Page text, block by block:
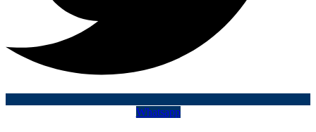
Whatsapp